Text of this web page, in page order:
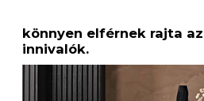
könnyen elférnek rajta
innivalók.